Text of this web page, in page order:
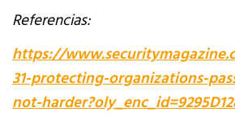
Referencias:
https://
31-protecting-organizations-
not-